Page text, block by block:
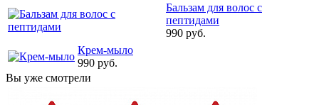
Бальзам для волос с
пептидами
990 руб.
Крем-мыло
990 руб.
Вы уже смотрели